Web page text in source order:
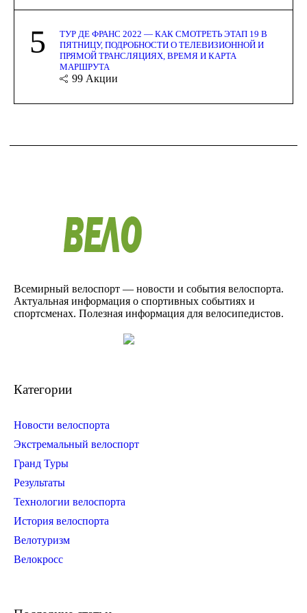
5
ТУР ДЕ ФРАНС 2022 — КАК СМОТРЕТЬ ЭТАП 19 В
ПЯТНИЦУ, ПОДРОБНОСТИ О ТЕЛЕВИЗИОННОЙ И
ПРЯМОЙ ТРАНСЛЯЦИЯХ, ВРЕМЯ И КАРТА
МАРШРУТА
99 Акции
Всемирный велоспорт — новости и события велоспорта.
Актуальная информация о спортивных событиях и
спортсменах. Полезная информация для велосипедистов.
Категории
Новости велоспорта
Экстремальный велоспорт
Гранд Туры
Результаты
Технологии велоспорта
История велоспорта
Велотуризм
Велокросс